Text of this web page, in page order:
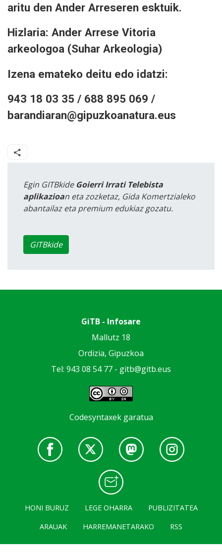
aritu den Ander Arreseren esktuik.
Hizlaria: Ander Arrese Vitoria
arkeologoa (Suhar Arkeologia)
Izena emateko deitu edo idatzi:
943 18 03 35 / 688 895 069 /
barandiaran@gipuzkoanatura.eus
Egin GITBkide Goierri Irrati Telebista
aplikazioan eta zozketaz, Gida Komertzialeko
abantailaz eta premium edukiaz gozatu.
GITBkide
GiTB - Infosare
Mallutz 18
Ordizia, Gipuzkoa
Tel: 943 08 54 77 - gitb@gitb.eus
Codesyntaxek garatua
HONI BURUZ LEGE OHARRA
PUBLIZITATEA
ARAUAK
HARREMANETARAKO RSS